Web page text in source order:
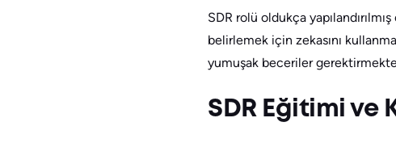
SDR rolü oldukça
belirlemek için zekasını
yumuşak beceriler
SDR Eğitimi ve